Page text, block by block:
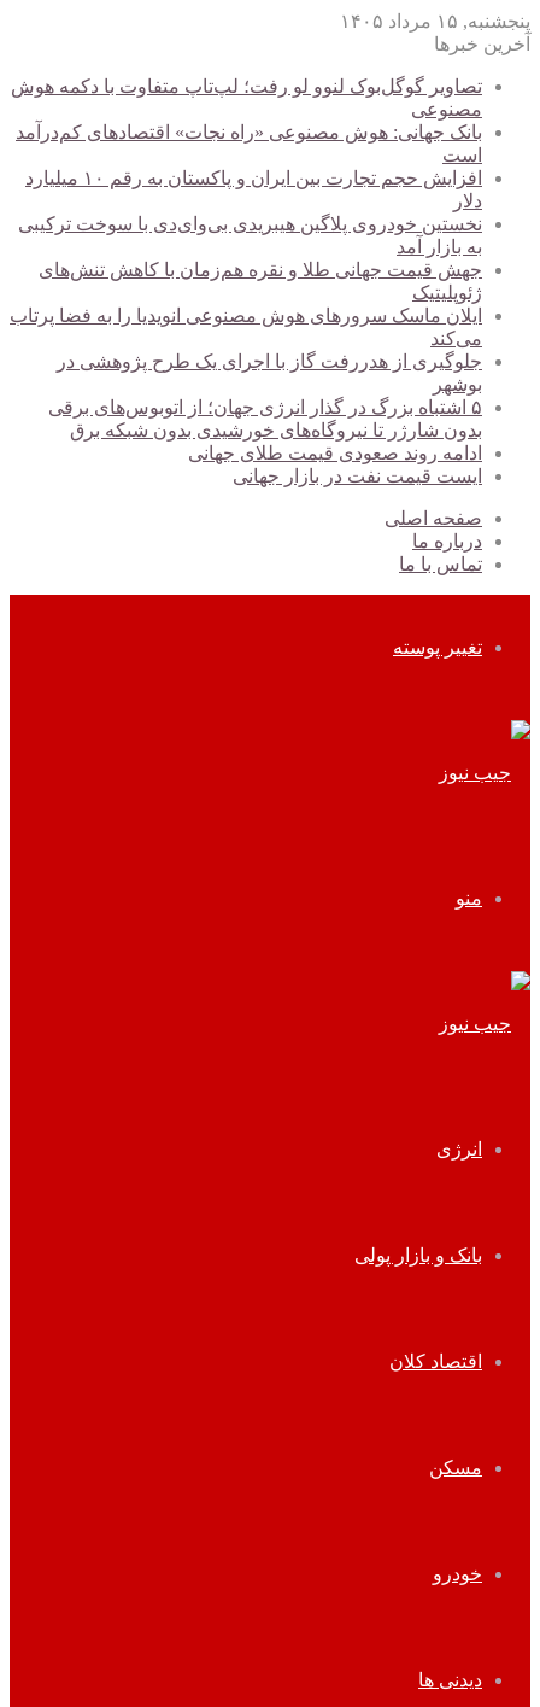
پنجشنبه, ۱۵ مرداد ۱۴۰۵
آخرین خبرها
تصاویر گوگل‌بوک لنوو لو رفت؛ لپ‌تاپ متفاوت با دکمه هوش
مصنوعی
بانک جهانی: هوش مصنوعی «راه نجات» اقتصادهای کم‌درآمد
است
افزایش حجم تجارت بین ایران و پاکستان به رقم ۱۰ میلیارد
دلار
نخستین خودروی پلاگین هیبریدی بی‌وای‌دی با سوخت ترکیبی
به بازار آمد
جهش قیمت جهانی طلا و نقره هم‌زمان با کاهش تنش‌های
ژئوپلیتیک
ایلان ماسک سرورهای هوش مصنوعی انویدیا را به فضا پرتاب
می‌کند
جلوگیری از هدررفت گاز با اجرای یک طرح پژوهشی در
بوشهر
۵ اشتباه بزرگ در گذار انرژی جهان؛ از اتوبوس‌های برقی
بدون شارژر تا نیروگاه‌های خورشیدی بدون شبکه برق
ادامه روند صعودی قیمت طلای جهانی
ایست قیمت نفت در بازار جهانی
صفحه اصلی
درباره ما
تماس با ما
تغییر پوسته
منو
انرژی
بانک و بازار پولی
اقتصاد کلان
مسکن
خودرو
دیدنی ها